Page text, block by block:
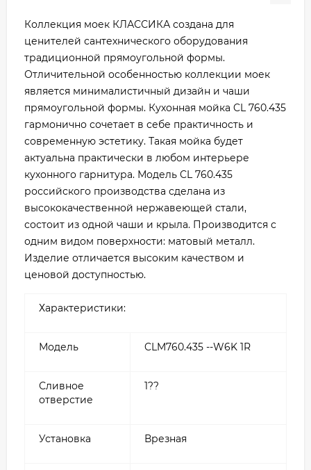
Коллекция моек КЛАССИКА создана для
ценителей сантехнического оборудования
традиционной прямоугольной формы.
Отличительной особенностью коллекции моек
является минималистичный дизайн и чаши
прямоугольной формы. Кухонная мойка CL 760.435
гармонично сочетает в себе практичность и
современную эстетику. Такая мойка будет
актуальна практически в любом интерьере
кухонного гарнитура. Модель CL 760.435
российского производства сделана из
высококачественной нержавеющей стали,
состоит из одной чаши и крыла. Производится с
одним видом поверхности: матовый металл.
Изделие отличается высоким качеством и
ценовой доступностью.
Характеристики:
Модель CLM760.435 --W6K 1R
Сливное
отверстие
1??
Установка Врезная